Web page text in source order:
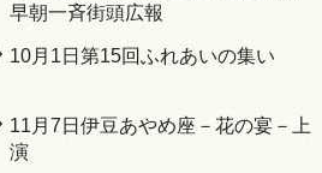
早朝一斉街頭広報
10月1日第15回ふれあいの集い
11月7日伊豆あやめ座－花の宴－上
演